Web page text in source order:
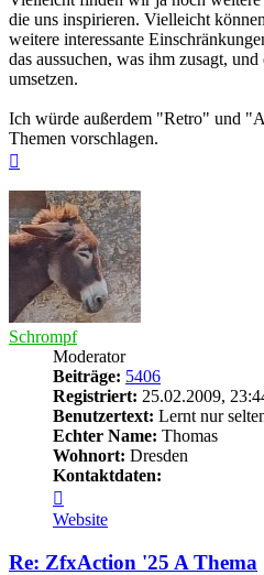
die uns inspirieren. Vielleicht
weitere interessante
das aussuchen, was ihm zusagt,
umsetzen.
Ich würde außerdem "Retro" und
Themen vorschlagen.
Schrompf
Moderator
Beiträge: 5406
Registriert: 25.02.2009,
Benutzertext: Lernt nur
Echter Name: Thomas
Wohnort: Dresden
Kontaktdaten:
von
Schrompf
Website
Re: ZfxAction '25 A Thema